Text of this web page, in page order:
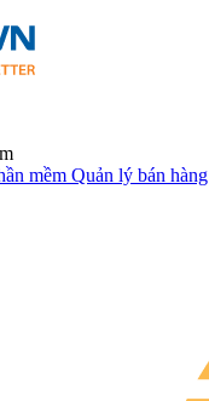
mềm Quản lý bán hàng